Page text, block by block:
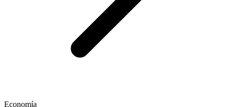
Economía